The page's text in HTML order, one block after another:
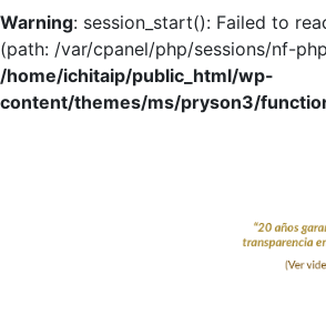
Warning: session_start(): Failed to
(path: /var/cpanel/php/sessions/nf-
/home/ichitaip/public_html/wp-
content/themes/ms/pryson3/